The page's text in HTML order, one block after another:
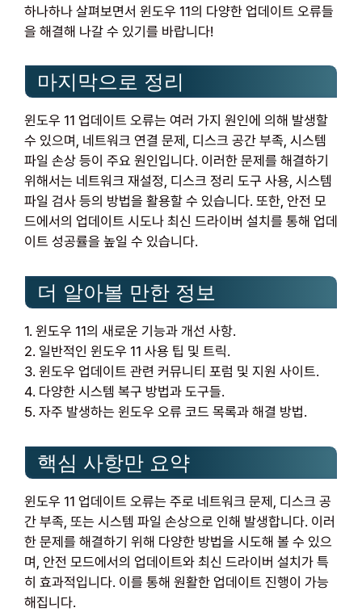
하나하나 살펴보면서 윈도우 11의 다양한 업데이트 오류들
을 해결해 나갈 수 있기를 바랍니다!
마지막으로 정리
윈도우 11 업데이트 오류는 여러 가지 원인에 의해 발생할
수 있으며, 네트워크 연결 문제, 디스크 공간 부족, 시스템
파일 손상 등이 주요 원인입니다. 이러한 문제를 해결하기
위해서는 네트워크 재설정, 디스크 정리 도구 사용, 시스템
파일 검사 등의 방법을 활용할 수 있습니다. 또한, 안전 모
드에서의 업데이트 시도나 최신 드라이버 설치를 통해 업데
이트 성공률을 높일 수 있습니다.
더 알아볼 만한 정보
1. 윈도우 11의 새로운 기능과 개선 사항.
2. 일반적인 윈도우 11 사용 팁 및 트릭.
3. 윈도우 업데이트 관련 커뮤니티 포럼 및 지원 사이트.
4. 다양한 시스템 복구 방법과 도구들.
5. 자주 발생하는 윈도우 오류 코드 목록과 해결 방법.
핵심 사항만 요약
윈도우 11 업데이트 오류는 주로 네트워크 문제, 디스크 공
간 부족, 또는 시스템 파일 손상으로 인해 발생합니다. 이러
한 문제를 해결하기 위해 다양한 방법을 시도해 볼 수 있으
며, 안전 모드에서의 업데이트와 최신 드라이버 설치가 특
히 효과적입니다. 이를 통해 원활한 업데이트 진행이 가능
해집니다.